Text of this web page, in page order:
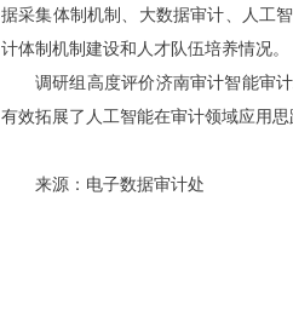
据采集体制机制、大数据审计、人工
计体制机制建设和人才队伍培养情况。
调研组高度评价济南审计智能审
有效拓展了人工智能在审计领域应用
来源：电子数据审计处